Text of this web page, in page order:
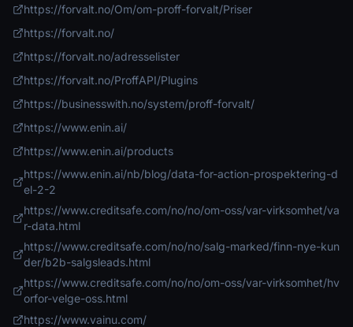
https://forvalt.no/Om/om-proff-forvalt/Priser
https://forvalt.no/
https://forvalt.no/adresselister
https://forvalt.no/ProffAPI/Plugins
https://businesswith.no/system/proff-forvalt/
https://www.enin.ai/
https://www.enin.ai/products
https://www.enin.ai/nb/blog/data-for-action-prospektering-d
el-2-2
https://www.creditsafe.com/no/no/om-oss/var-virksomhet/va
r-data.html
https://www.creditsafe.com/no/no/salg-marked/finn-nye-kun
der/b2b-salgsleads.html
https://www.creditsafe.com/no/no/om-oss/var-virksomhet/hv
orfor-velge-oss.html
https://www.vainu.com/